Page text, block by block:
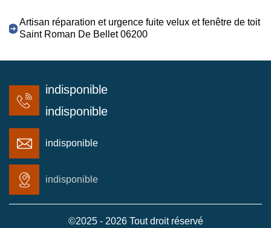
Artisan réparation et urgence fuite velux et fenêtre de toit
Saint Roman De Bellet 06200
indisponible
indisponible
indisponible
indisponible
©2025 - 2026 Tout droit réservé